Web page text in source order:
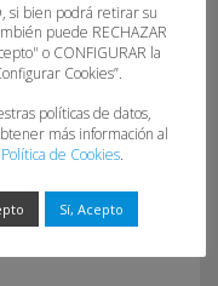
PLAYA
si bien podrá retirar su
puede RECHAZAR
o CONFIGURAR la
Cookies”.
políticas de datos,
más información al
Política de Cookies.
Sí, Acepto